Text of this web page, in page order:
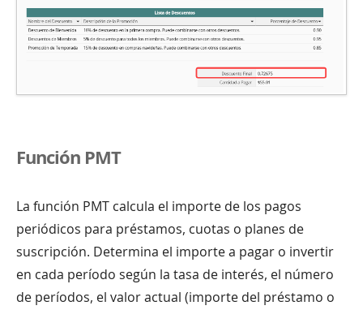
Función PMT
La función PMT calcula el importe de los pagos
periódicos para préstamos, cuotas o planes de
suscripción. Determina el importe a pagar o invertir
en cada período según la tasa de interés, el número
de períodos, el valor actual (importe del préstamo o